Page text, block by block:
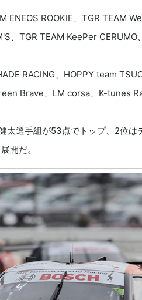
ROOKIE、TGR TEAM
、TGR TEAM KeePer CERUMO
RACING、HOPPY team
Brave、LM corsa、K-tunes
選手組が53点でトップ、2位は
開だ。